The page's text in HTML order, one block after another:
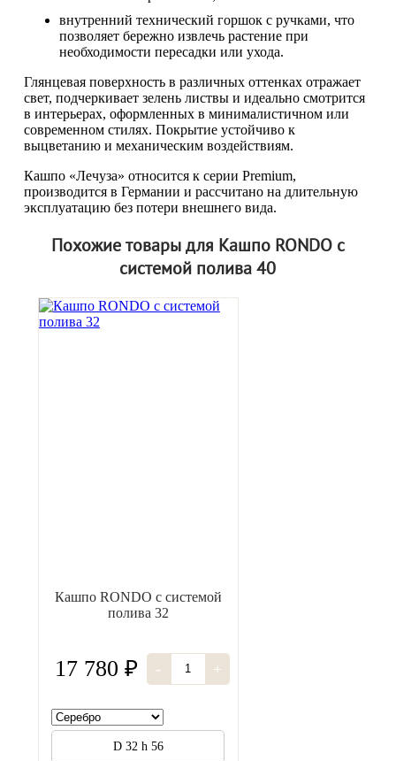
внутренний технический горшок с ручками, что
позволяет бережно извлечь растение при
необходимости пересадки или ухода.
Глянцевая поверхность в различных оттенках отражает
свет, подчеркивает зелень листвы и идеально смотрится
в интерьерах, оформленных в минималистичном или
современном стилях. Покрытие устойчиво к
выцветанию и механическим воздействиям.
Кашпо «Лечуза» относится к серии Premium,
производится в Германии и рассчитано на длительную
эксплуатацию без потери внешнего вида.
Похожие товары для Кашпо RONDO с
системой полива 40
Кашпо RONDO с системой
полива 32
17 780 ₽ - +
D 32 h 56